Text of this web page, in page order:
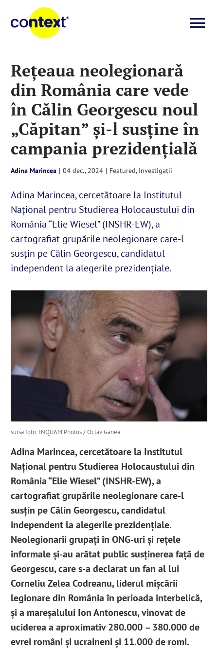
content
Știri
Explicative
Seriale
Despre noi
English
Cautare...
Rețeaua neolegionară
din România care vede
în Călin Georgescu noul
„Căpitan” și-l susține în
campania prezidențială
Adina Marincea | 04 dec., 2024 | Featured, Investigații
Adina Marincea, cercetătoare la Institutul
Național pentru Studierea Holocaustului din
România “Elie Wiesel” (INSHR-EW), a
cartografiat grupările neolegionare care-l
susțin pe Călin Georgescu, candidatul
independent la alegerile prezidențiale.
sursa foto: INQUAM Photos / Octav Ganea
Adina Marincea, cercetătoare la Institutul
Național pentru Studierea Holocaustului din
România “Elie Wiesel” (INSHR-EW), a
cartografiat grupările neolegionare care-l
susțin pe Călin Georgescu, candidatul
independent la alegerile prezidențiale.
Neolegionarii grupați în ONG-uri și rețele
informale și-au arătat public susținerea față de
Georgescu, care s-a declarat un fan al lui
Corneliu Zelea Codreanu, liderul mișcării
legionare din România în perioada interbelică,
și a mareșalului Ion Antonescu, vinovat de
uciderea a aproximativ 280.000 – 380.000 de
evrei români şi ucraineni și 11.000 de romi.